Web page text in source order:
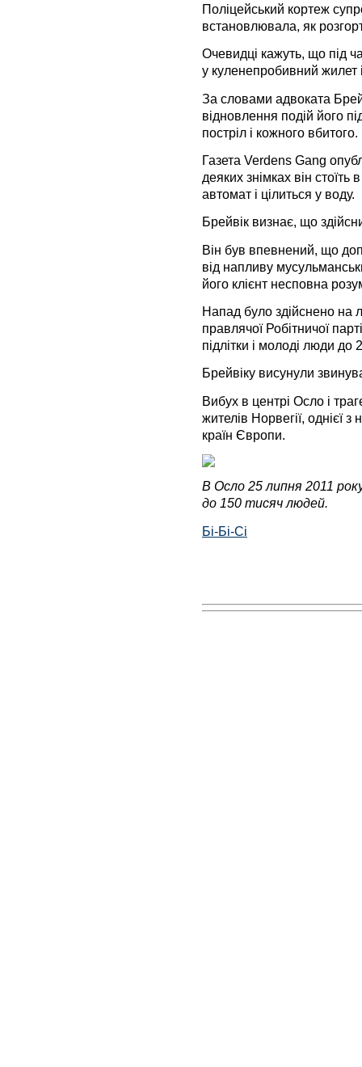
Поліцейський кортеж
встановлювала, як
Очевидці кажуть, що під
у куленепробивний жилет
За словами адвоката
відновлення подій його
постріл і кожного вбитого.
Газета Verdens Gang
деяких знімках він стоїть
автомат і цілиться у воду.
Брейвік визнає, що
Він був впевнений, що
від напливу
його клієнт несповна
Напад було здійснено на
правлячої Робітничої
підлітки і молоді люди до
Брейвіку висунули
Вибух в центрі Осло і
жителів Норвегії, однієї
країн Європи.
В Осло 25 липня 2011
до 150 тисяч людей.
Бі-Бі-Сі